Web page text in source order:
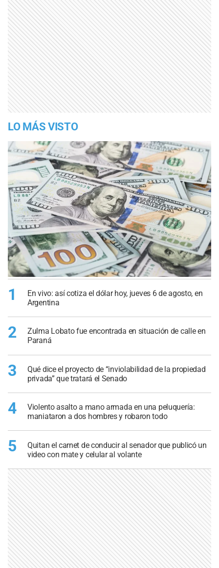
LO MÁS VISTO
1
En vivo: así cotiza el dólar hoy, jueves 6 de agosto, en
Argentina
2
Zulma Lobato fue encontrada en situación de calle en
Paraná
3
Qué dice el proyecto de “inviolabilidad de la propiedad
privada” que tratará el Senado
4
Violento asalto a mano armada en una peluquería:
maniataron a dos hombres y robaron todo
5
Quitan el carnet de conducir al senador que publicó un
video con mate y celular al volante